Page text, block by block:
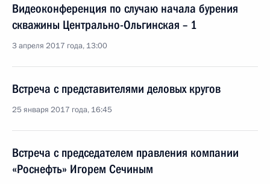
Видеоконференция по случаю начала бурения
скважины Центрально-Ольгинская – 1
3 апреля 2017 года, 13:00
Встреча с представителями деловых кругов
25 января 2017 года, 16:45
Встреча с председателем правления компании
«Роснефть» Игорем Сечиным